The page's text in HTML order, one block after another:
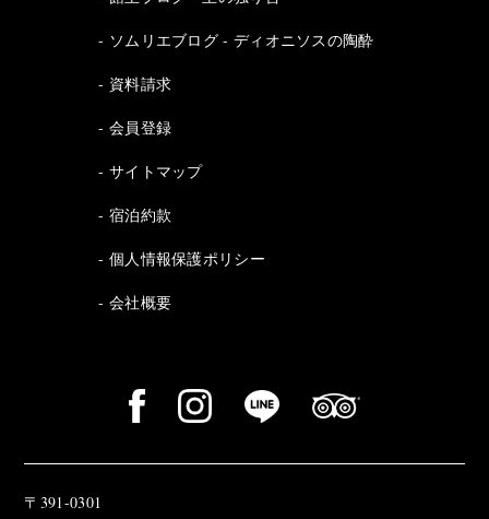
ソムリエブログ - ディオニソスの陶酔
資料請求
会員登録
サイトマップ
宿泊約款
個人情報保護ポリシー
会社概要
〒391-0301